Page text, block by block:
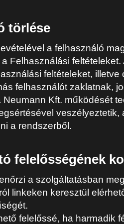
törlése
a felhasználó
Felhasználási
feltételeket,
felhasználót zaklatnak,
Neumann Kft. működését
veszélyeztetik,
a rendszerből.
felelősségének
a szolgáltatásban
linkeken keresztül
felelőssé, ha harmadik